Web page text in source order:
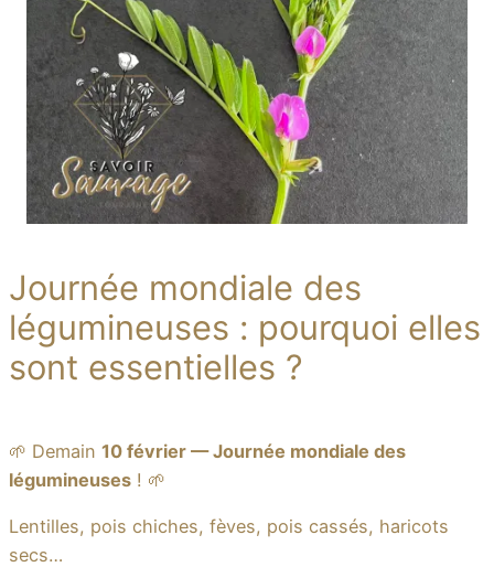
Journée mondiale des
légumineuses : pourquoi elles
sont essentielles ?
🌱 Demain 10 février — Journée mondiale des
légumineuses ! 🌱
Lentilles, pois chiches, fèves, pois cassés, haricots
secs…